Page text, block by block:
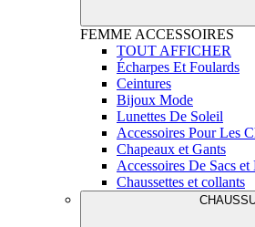
FEMME ACCESSOIRES
TOUT AFFICHER
Écharpes Et Foulards
Ceintures
Bijoux Mode
Lunettes De Soleil
Accessoires Pour Les
Chapeaux et Gants
Accessoires De Sacs et
Chaussettes et collants